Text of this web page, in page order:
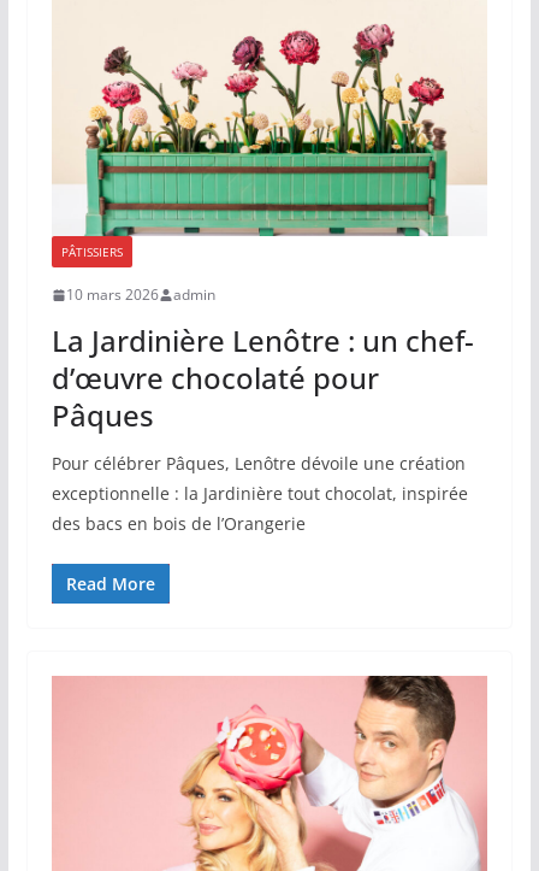
PÂTISSIERS
10 mars 2026 admin
La Jardinière Lenôtre : un chef-
d’œuvre chocolaté pour
Pâques
Pour célébrer Pâques, Lenôtre dévoile une création
exceptionnelle : la Jardinière tout chocolat, inspirée
des bacs en bois de l’Orangerie
Read More